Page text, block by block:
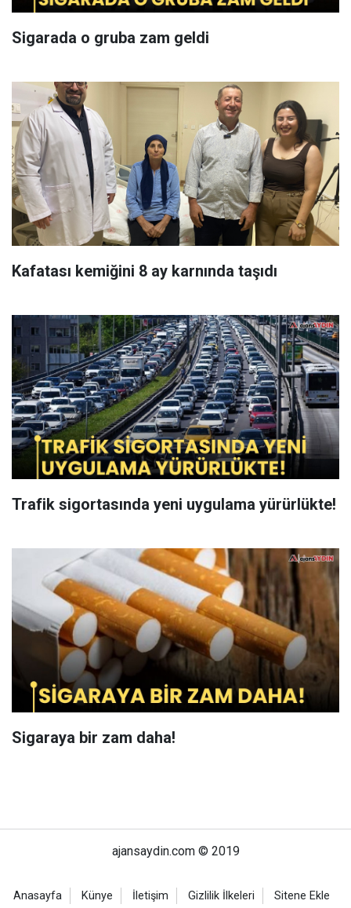
Sigarada o gruba zam geldi
Kafatası kemiğini 8 ay karnında taşıdı
Trafik sigortasında yeni uygulama yürürlükte!
Sigaraya bir zam daha!
ajansaydin.com © 2019
Anasayfa Künye İletişim Gizlilik İlkeleri Sitene Ekle